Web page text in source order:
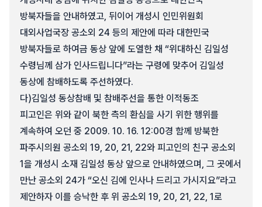
방북자들을 안내하였고, 뒤이어 개성시 인민위원회
대외사업국장 공소외 24 등의 제안에 따라 대한민국
방북자들로 하여금 동상 앞에 도열한 채 “위대하신 김일성
수령님께 삼가 인사드립니다”라는 구령에 맞추어 김일성
동상에 참배하도록 주선하였다.
다)김일성 동상참배 및 참배주선을 통한 이적동조
피고인은 위와 같이 북한 측의 환심을 사기 위한 행위를
계속하여 오던 중 2009. 10. 16. 12:00경 함께 방북한
파주시의원 공소외 19, 20, 21, 22와 피고인의 친구 공소외
1을 개성시 소재 김일성 동상 앞으로 안내하였으며, 그 곳에서
만난 공소외 24가 “오신 김에 인사나 드리고 가시지요”라고
제안하자 이를 승낙한 후 위 공소외 19, 20, 21, 22, 1로